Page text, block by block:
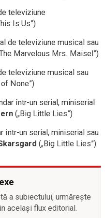
televiziune
Is Us”)
de televiziune musical sau
Marvelous Mrs. Maisel”)
televiziune musical sau
None”)
într-un serial, miniserial
(„Big Little Lies”)
într-un serial, miniserial sau
(„Big Little Lies”).
a subiectului, urmărește
același flux editorial.